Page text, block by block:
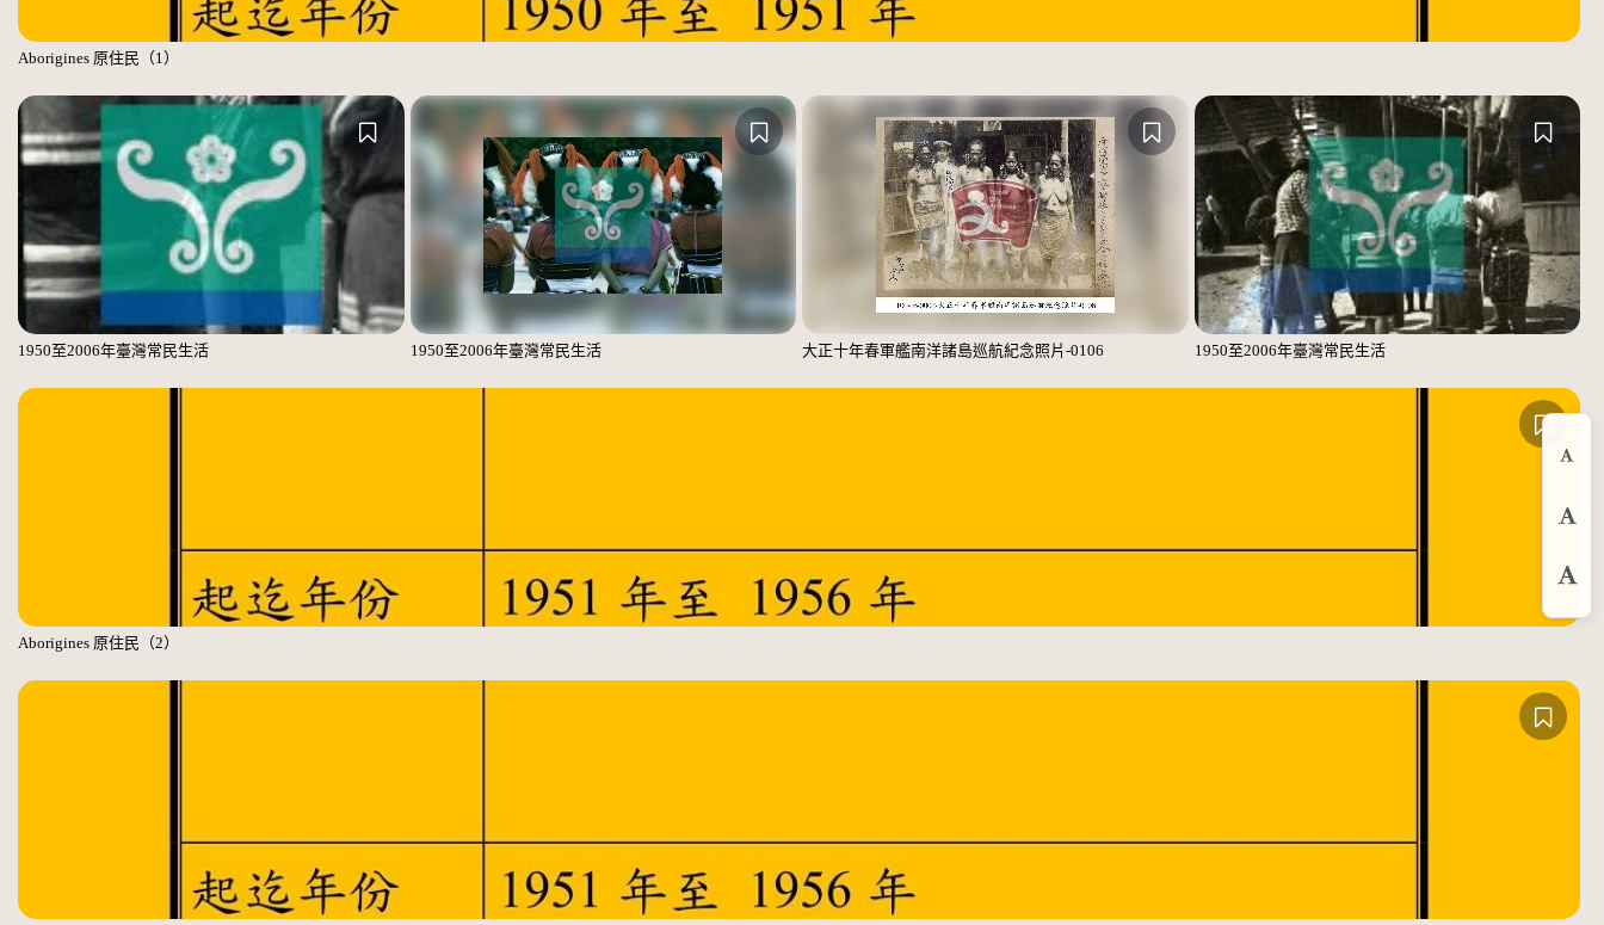
Aborigines 原住民（1）
1950至2006年臺灣常民生活 1950至2006年臺灣常民生活 大正十年春軍艦南洋諸島巡航紀念照片-0106 1950至2006年臺灣常民生活
Aborigines 原住民（2）
放